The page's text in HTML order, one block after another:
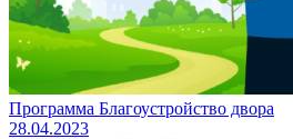
Программа Благоустройство двора
28.04.2023